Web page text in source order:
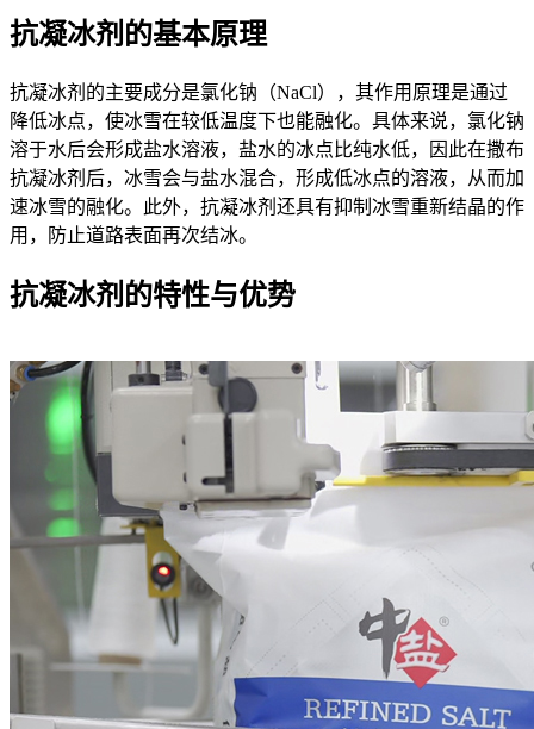
抗凝冰剂的基本原理
抗凝冰剂的主要成分是氯化钠（NaCl），其作用原理是通过
降低冰点，使冰雪在较低温度下也能融化。具体来说，氯化钠
溶于水后会形成盐水溶液，盐水的冰点比纯水低，因此在撒布
抗凝冰剂后，冰雪会与盐水混合，形成低冰点的溶液，从而加
速冰雪的融化。此外，抗凝冰剂还具有抑制冰雪重新结晶的作
用，防止道路表面再次结冰。
抗凝冰剂的特性与优势